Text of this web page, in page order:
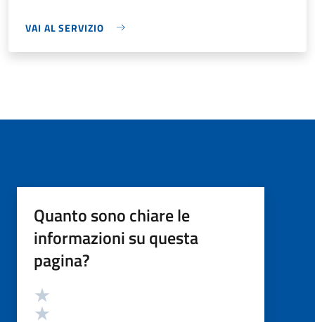
VAI AL SERVIZIO
Quanto sono chiare le
informazioni su questa
pagina?
Valutazione